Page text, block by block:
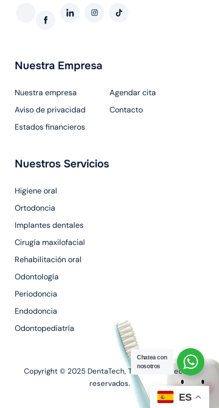
Nuestra Empresa
Nuestra empresa
Agendar cita
Aviso de privacidad
Contacto
Estados financieros
Nuestros Servicios
Higiene oral
Ortodoncia
Implantes dentales
Cirugía maxilofacial
Rehabilitación oral
Odontología
Periodoncia
Endodoncia
Odontopediatría
Copyright © 2025 DentaTech, Todos los derechos
reservados.
ES
Chatea con
nosotros